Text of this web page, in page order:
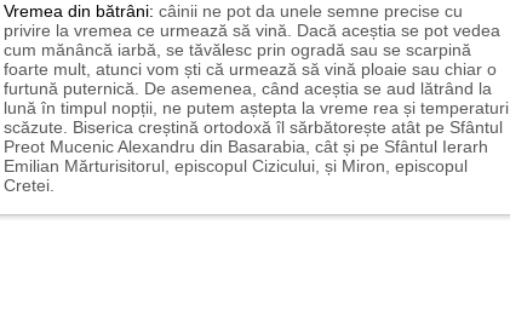
Vremea din bătrâni: câinii ne pot da unele semne precise cu
privire la vremea ce urmează să vină. Dacă aceștia se pot vedea
cum mănâncă iarbă, se tăvălesc prin ogradă sau se scarpină
foarte mult, atunci vom ști că urmează să vină ploaie sau chiar o
furtună puternică. De asemenea, când aceștia se aud lătrând la
lună în timpul nopții, ne putem aștepta la vreme rea și temperaturi
scăzute. Biserica creștină ortodoxă îl sărbătorește atât pe Sfântul
Preot Mucenic Alexandru din Basarabia, cât și pe Sfântul Ierarh
Emilian Mărturisitorul, episcopul Cizicului, și Miron, episcopul
Cretei.